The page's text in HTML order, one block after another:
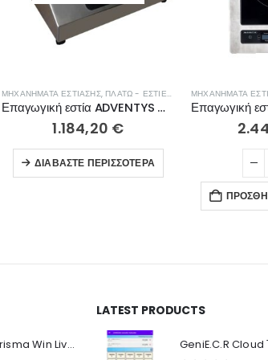
ΜΗΧΑΝΉΜΑΤΑ ΕΣΤΊΑΣΗΣ, ΠΛΑΤΏ - ΕΣΤΊΕΣ ΨΗΣΊΜΑΤΟΣ
Επαγωγική εστία ADVENTYS GLN 3500
1.184,20 €
ΔΙΑΒΆΣΤΕ ΠΕΡΙΣΣΌΤΕΡΑ
ΜΗΧΑΝΉΜΑΤΑ
Megasoft Prisma Win Live Viewer
LATEST PRODUCTS
Ο Λογαριασμός μου